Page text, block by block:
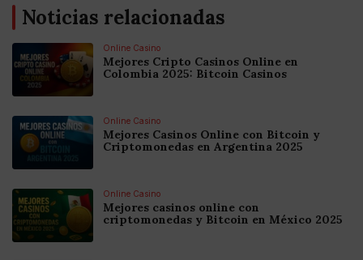
Noticias relacionadas
Online Casino
Mejores Cripto Casinos Online en
Colombia 2025: Bitcoin Casinos
Online Casino
Mejores Casinos Online con Bitcoin y
Criptomonedas en Argentina 2025
Online Casino
Mejores casinos online con
criptomonedas y Bitcoin en México 2025